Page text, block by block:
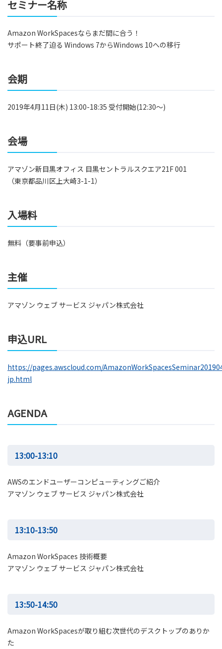
セミナー名称
Amazon WorkSpacesならまだ間に合う！
サポート終了迫る Windows 7からWindows 10への移行
会期
2019年4月11日(木) 13:00-18:35 受付開始(12:30～)
会場
アマゾン新目黒オフィス 目黒セントラルスクエア21F 001
（東京都品川区上大崎3-1-1）
入場料
無料（要事前申込）
主催
アマゾン ウェブ サービス ジャパン株式会社
申込URL
https://pages.awscloud.com/
jp.html
AGENDA
13:00-13:10
AWSのエンドユーザーコンピューティングご紹介
アマゾン ウェブ サービス ジャパン株式会社
13:10-13:50
Amazon WorkSpaces 技術概要
アマゾン ウェブ サービス ジャパン株式会社
13:50-14:50
Amazon WorkSpacesが取り組む次世代のデスクトップのありか
た